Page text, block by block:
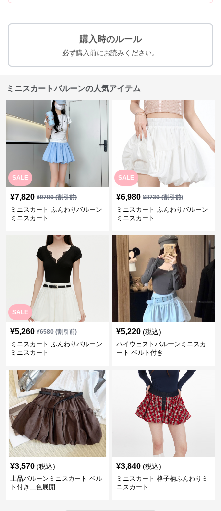
購入時のルール
必ず購入前にお読みください。
ミニスカートバルーンの人気アイテム
SALE
¥7,820 ¥9780(割引前)
ミニスカート ふんわりバルーン
ミニスカート
SALE
¥6,980 ¥8730(割引前)
ミニスカート ふんわりバルーン
ミニスカート
SALE
¥5,260 ¥6580(割引前)
ミニスカート ふんわりバルーン
ミニスカート
¥5,220 (税込)
ハイウェストバルーンミニスカ
ート ベルト付き
¥3,570 (税込)
上品バルーンミニスカート ベル
ト付き二色展開
¥3,840 (税込)
ミニスカート 格子柄ふんわりミ
ニスカート